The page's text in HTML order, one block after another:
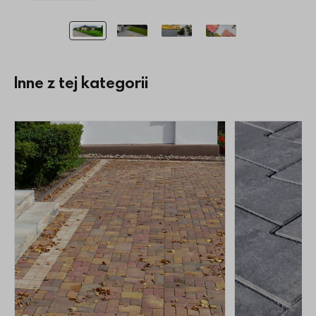
Inne z tej kategorii